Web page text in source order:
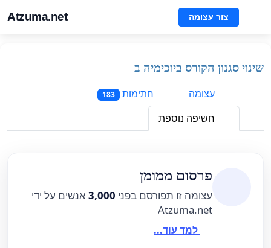
Atzuma.net צור עצומה
שינוי סגנון הקורס ביוכימיה ב
עצומה
חתימות 183
חשיפה נוספת
פרסום ממומן
עצומה זו תפורסם בפני 3,000אנשים על ידי
Atzuma.net
למד עוד...